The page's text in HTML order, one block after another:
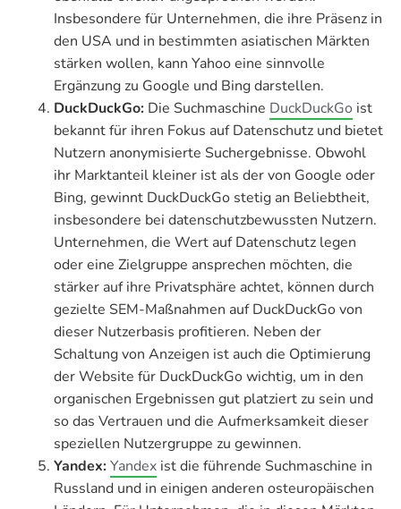
Insbesondere für Unternehmen, die ihre Präsenz in
den USA und in bestimmten asiatischen Märkten
stärken wollen, kann Yahoo eine sinnvolle
Ergänzung zu Google und Bing darstellen.
DuckDuckGo: Die Suchmaschine DuckDuckGo ist
bekannt für ihren Fokus auf Datenschutz und bietet
Nutzern anonymisierte Suchergebnisse. Obwohl
ihr Marktanteil kleiner ist als der von Google oder
Bing, gewinnt DuckDuckGo stetig an Beliebtheit,
insbesondere bei datenschutzbewussten Nutzern.
Unternehmen, die Wert auf Datenschutz legen
oder eine Zielgruppe ansprechen möchten, die
stärker auf ihre Privatsphäre achtet, können durch
gezielte SEM-Maßnahmen auf DuckDuckGo von
dieser Nutzerbasis profitieren. Neben der
Schaltung von Anzeigen ist auch die Optimierung
der Website für DuckDuckGo wichtig, um in den
organischen Ergebnissen gut platziert zu sein und
so das Vertrauen und die Aufmerksamkeit dieser
speziellen Nutzergruppe zu gewinnen.
Yandex:Yandex ist die führende Suchmaschine in
Russland und in einigen anderen osteuropäischen